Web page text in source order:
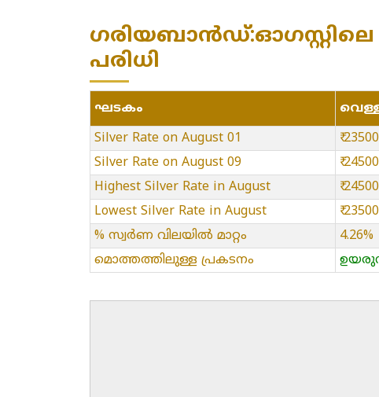
ഗരിയബാൻഡ്:ഓഗസ്റ്റിലെ
പരിധി
ഘടകം
Silver Rate on August 01
₹
Silver Rate on August 09
₹
Highest Silver Rate in August
₹
Lowest Silver Rate in August
₹
% സ്വർണ വിലയിൽ മാറ്റം
4.26%
മൊത്തത്തിലുള്ള പ്രകടനം